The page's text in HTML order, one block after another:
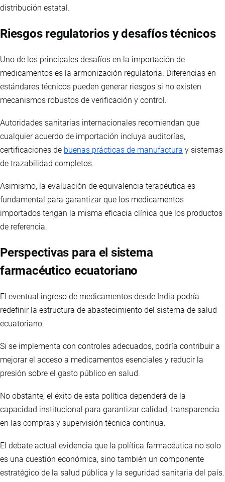
distribución estatal.
Riesgos regulatorios y desafíos técnicos
Uno de los principales desafíos en la importación de
medicamentos es la armonización regulatoria. Diferencias en
estándares técnicos pueden generar riesgos si no existen
mecanismos robustos de verificación y control.
Autoridades sanitarias internacionales recomiendan que
cualquier acuerdo de importación incluya auditorías,
certificaciones de buenas prácticas de manufactura y sistemas
de trazabilidad completos.
Asimismo, la evaluación de equivalencia terapéutica es
fundamental para garantizar que los medicamentos
importados tengan la misma eficacia clínica que los productos
de referencia.
Perspectivas para el sistema
farmacéutico ecuatoriano
El eventual ingreso de medicamentos desde India podría
redefinir la estructura de abastecimiento del sistema de salud
ecuatoriano.
Si se implementa con controles adecuados, podría contribuir a
mejorar el acceso a medicamentos esenciales y reducir la
presión sobre el gasto público en salud.
No obstante, el éxito de esta política dependerá de la
capacidad institucional para garantizar calidad, transparencia
en las compras y supervisión técnica continua.
El debate actual evidencia que la política farmacéutica no solo
es una cuestión económica, sino también un componente
estratégico de la salud pública y la seguridad sanitaria del país.